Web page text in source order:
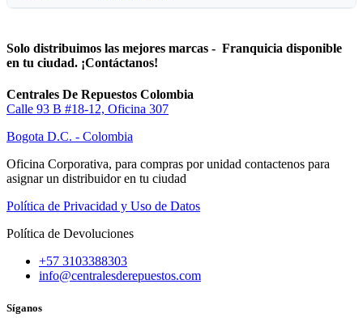
Solo distribuimos las mejores marcas - Franquicia disponible
en tu ciudad. ¡Contáctanos!
Centrales De Repuestos Colombia
Calle 93 B #18-12, Oficina 307
Bogota D.C. - Colombia
Oficina Corporativa, para compras por unidad contactenos para
asignar un distribuidor en tu ciudad
Política de Privacidad y Uso de Datos
Política de Devoluciones
+57 3103388303
info@centralesderepuestos.com
Síganos